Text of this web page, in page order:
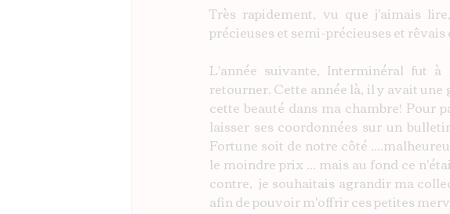
Très rapidement, vu que j'aimais
précieuses et semi-précieuses et
L'année suivante, Interminéral fut
retourner. Cette année là, il y avait
cette beauté dans ma chambre! Pour
laisser ses coordonnées sur un
Fortune soit de notre côté
le moindre prix ... mais au fond ce
contre,  je souhaitais agrandir ma
afin de pouvoir m'offrir ces petites